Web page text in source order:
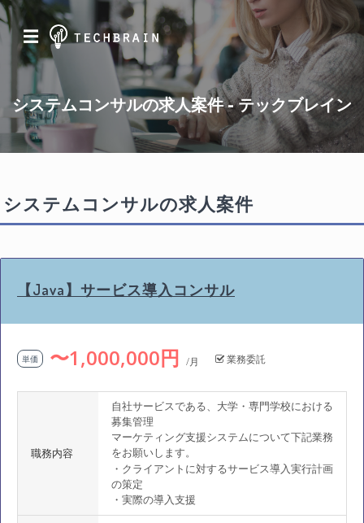
☰
システムコンサルの求人案件 - テックブレイン
システムコンサルの求人案件
【Java】サービス導入コンサル
単価 〜1,000,000円 /月 業務委託
職務内容
自社サービスである、大学・専門学校における
募集管理
マーケティング支援システムについて下記業務
をお願いします。
・クライアントに対するサービス導入実行計画
の策定
・実際の導入支援